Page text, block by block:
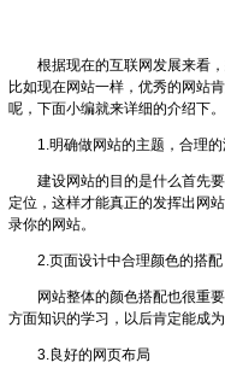
根据现在的互联网发展来看，
比如现在网站一样，优秀的网站
呢，下面小编就来详细的介绍下。
1.明确做网站的主题，合理的
建设网站的目的是什么首先要
定位，这样才能真正的发挥出网
录你的网站。
2.页面设计中合理颜色的搭配
网站整体的颜色搭配也很重要
方面知识的学习，以后肯定能成
3.良好的网页布局